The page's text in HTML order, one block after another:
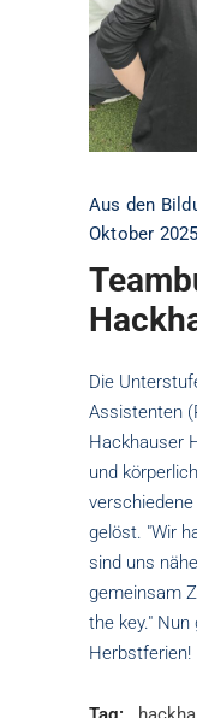
Aus den
Oktober 2025
Die
Assistenten
Hackhauser
und
gelöst. "Wir
sind uns
gemeinsam
the key." Nun
Herbstferien!